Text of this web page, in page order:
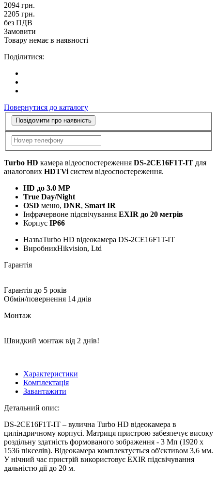
2094 грн.
2205 грн.
без ПДВ
Замовити
Товару немає в наявності
Поділитися:
Повернутися до каталогу
Повідомити про наявність
Turbo HD камера відеоспостереження DS-2CE16F1T-IT для
аналогових HDTVi систем відеоспостереження.
HD до 3.0 MP
True Day/Night
OSD меню, DNR, Smart IR
Інфрачервоне підсвічування EXIR до 20 метрів
Корпус IP66
НазваTurbo HD відеокамера DS-2CE16F1T-IT
ВиробникHikvision, Ltd
Гарантія
Гарантія до 5 років
Обмін/повернення 14 днів
Монтаж
Швидкий монтаж від 2 днів!
Характеристики
Комплектація
Завантажити
Детальний опис:
DS-2CE16F1T-IT – вулична Turbo HD відеокамера в
циліндричному корпусі. Матриця пристрою забезпечує високу
роздільну здатність формованого зображення - 3 Мп (1920 х
1536 пікселів). Відеокамера комплектується об'єктивом 3,6 мм.
У нічний час пристрій використовує EXIR підсвічування
дальністю дії до 20 м.